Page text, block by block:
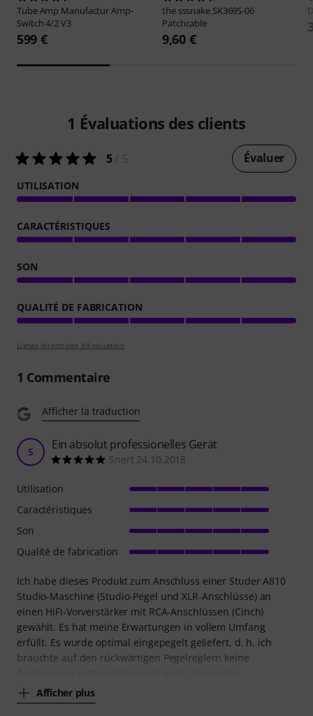
Tube Amp ManufacturAmp-
Switch 4/2 V3
599 €
the sssnake SK369S-06
Patchcable
9,60 €
1 Évaluations des clients
5/ 5 Évaluer
UTILISATION
CARACTÉRISTIQUES
SON
QUALITÉ DE FABRICATION
Lignes directrices d'évaluation
1 Commentaire
Afficher la traduction
S Ein absolut professionelles Gerät
Snert 24.10.2018
Ich habe dieses Produkt zum Anschluss einer Studer A810
Studio-Maschine (Studio-Pegel und XLR-Anschlüsse) an
einen HiFi-Vorverstärker mit RCA-Anschlüssen (Cinch)
gewählt. Es hat meine Erwartungen in vollem Umfang
erfüllt. Es wurde optimal eingepegelt geliefert, d. h. ich
brauchte auf den rückwärtigen Pegelreglern keine
Afficher plus
Utilisation
Caractéristiques
Son
Qualité de fabrication